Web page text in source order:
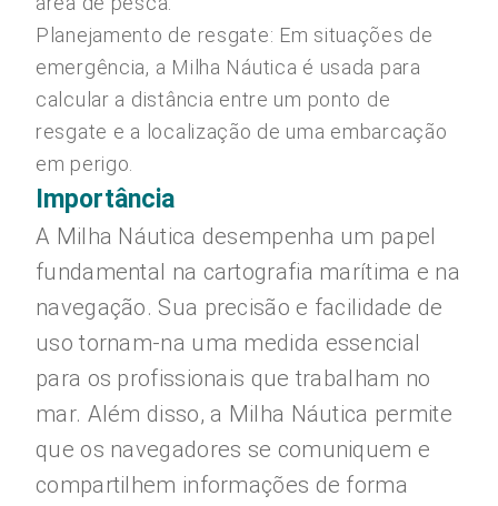
Planejamento de resgate: Em situações de
emergência, a Milha Náutica é usada para
calcular a distância entre um ponto de
resgate e a localização de uma embarcação
em perigo.
Importância
A Milha Náutica desempenha um papel
fundamental na cartografia marítima e na
navegação. Sua precisão e facilidade de
uso tornam-na uma medida essencial
para os profissionais que trabalham no
mar. Além disso, a Milha Náutica permite
que os navegadores se comuniquem e
compartilhem informações de forma